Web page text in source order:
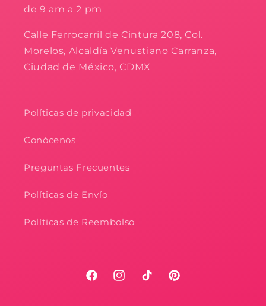
de 9 am a 2 pm
Calle Ferrocarril de Cintura 208, Col.
Morelos, Alcaldía Venustiano Carranza,
Ciudad de México, CDMX
Políticas de privacidad
Conócenos
Preguntas Frecuentes
Políticas de Envío
Políticas de Reembolso
FacebookInstagramTikTokPinterest